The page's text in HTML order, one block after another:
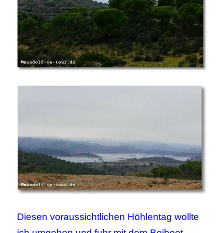
Diesen voraussichtlichen Höhlentag wollte